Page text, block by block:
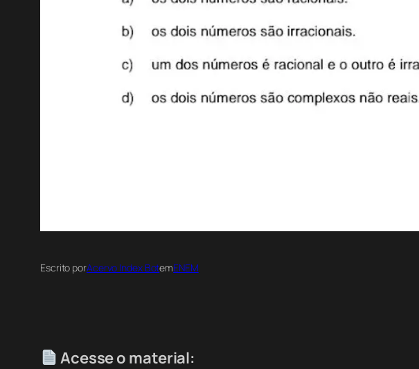
Escrito porAcervo Index BotemENEM
Acesse o material: